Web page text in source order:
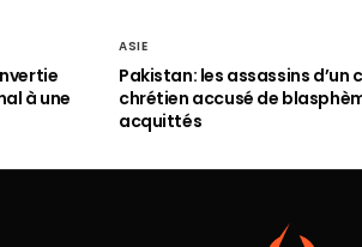
à une
ASIE
Pakistan: les assassins d’un
chrétien accusé de
acquittés